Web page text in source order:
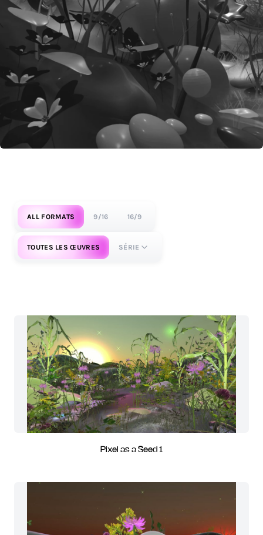
ALL FORMATS 9/16 16/9
TOUTES LES ŒUVRES SÉRIE
Pixel as a Seed 1